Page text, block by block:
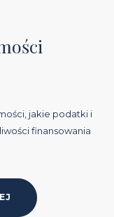
jakie podatki i
finansowania